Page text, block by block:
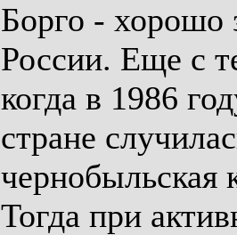
Борго - хорошо
России. Еще с
когда в 1986
стране
чернобыльская
Тогда при